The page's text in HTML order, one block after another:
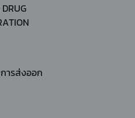
ารส่งออก